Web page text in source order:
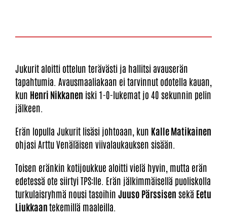
Jukurit aloitti ottelun terävästi ja hallitsi avauserän
tapahtumia. Avausmaaliakaan ei tarvinnut odotella kauan,
kun Henri Nikkanen iski 1-0-lukemat jo 40 sekunnin pelin
jälkeen.
Erän lopulla Jukurit lisäsi johtoaan, kun Kalle Matikainen
ohjasi Arttu Venäläisen viivalaukauksen sisään.
Toisen eränkin kotijoukkue aloitti vielä hyvin, mutta erän
edetessä ote siirtyi TPS:lle. Erän jälkimmäisellä puoliskolla
turkulaisryhmä nousi tasoihin Juuso Pärssisen sekä Eetu
Liukkaantekemillä maaleilla.